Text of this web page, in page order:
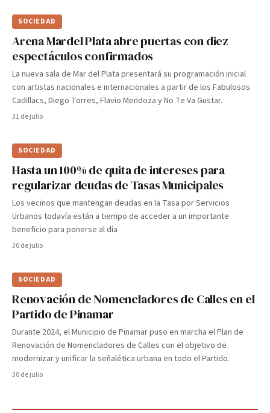
SOCIEDAD
Arena Mardel Plata abre puertas con diez
espectáculos confirmados
La nueva sala de Mar del Plata presentará su programación inicial
con artistas nacionales e internacionales a partir de los Fabulosos
Cadillacs, Diego Torres, Flavio Mendoza y No Te Va Gustar.
31 de julio
SOCIEDAD
Hasta un 100% de quita de intereses para
regularizar deudas de Tasas Municipales
Los vecinos que mantengan deudas en la Tasa por Servicios
Urbanos todavía están a tiempo de acceder a un importante
beneficio para ponerse al día
30 de julio
SOCIEDAD
Renovación de Nomencladores de Calles en el
Partido de Pinamar
Durante 2024, el Municipio de Pinamar puso en marcha el Plan de
Renovación de Nomencladores de Calles con el objetivo de
modernizar y unificar la señalética urbana en todo el Partido.
30 de julio